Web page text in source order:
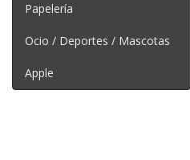
Papelería
Ocio / Deportes / Mascotas
Apple